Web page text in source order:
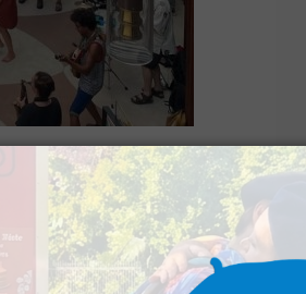
rendez-vous au
11 octobre. À